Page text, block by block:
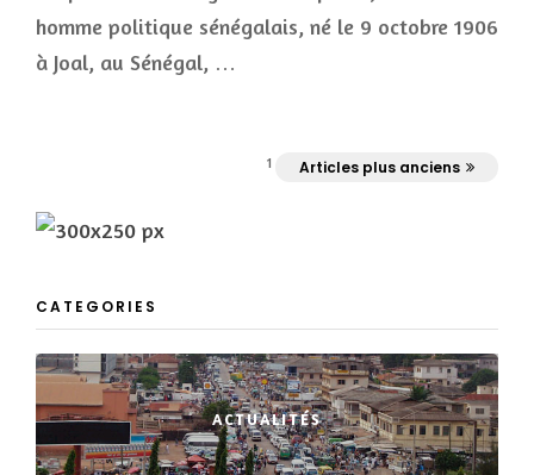
homme politique sénégalais, né le 9 octobre 1906
à Joal, au Sénégal, …
1 Articles plus anciens
CATEGORIES
ACTUALITÉS